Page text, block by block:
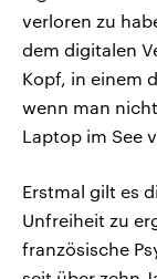
verloren zu
dem digitalen
Kopf, in einem
wenn man
Laptop im See
Erstmal gilt es
Unfreiheit zu
französische